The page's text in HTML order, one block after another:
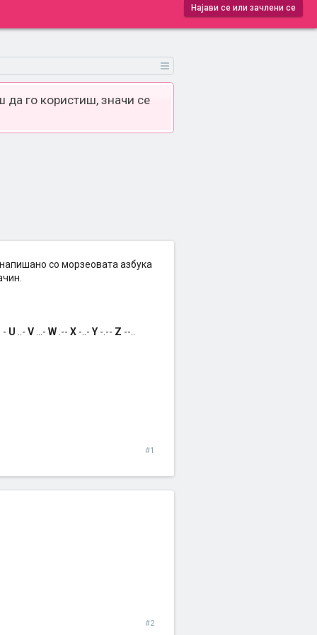
Најави се или зачлени се
го користиш, значи се
со морзеовата азбука
- U ..- V ...- W .-- X -..- Y -.-- Z --..
#1
#2